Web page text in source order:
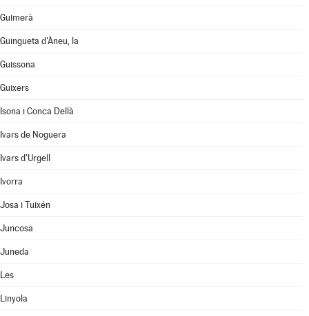
Guimerà
Guingueta d'Àneu, la
Guissona
Guixers
Isona i Conca Dellà
Ivars de Noguera
Ivars d'Urgell
Ivorra
Josa i Tuixén
Juncosa
Juneda
Les
Linyola